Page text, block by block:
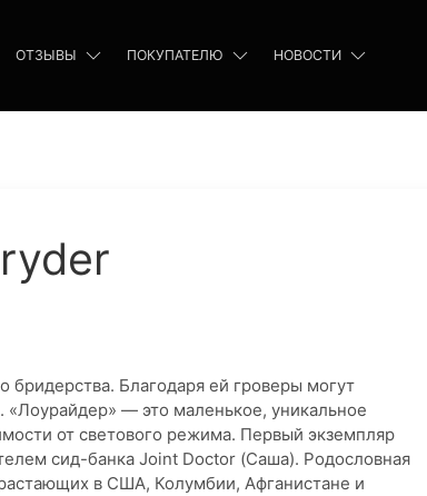
ОТЗЫВЫ ПОКУПАТЕЛЮ НОВОСТИ
Благодаря ей гроверы могут
— это маленькое, уникальное
от светового режима. Первый экземпляр
сид-банка Joint Doctor (Саша). Родословная
в США, Колумбии, Афганистане и